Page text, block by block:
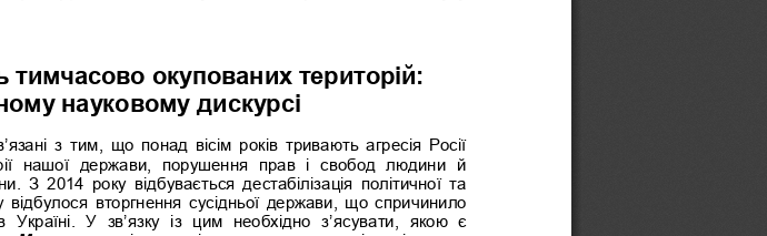
тимчасово окупованих територій:
науковому дискурсі
з  тим,  що  понад  вісім  років  тривають  агресія  Росії
нашої  держави,  порушення  прав  і  свобод  людини  й
З  2014  року  відбувається  дестабілізація  політичної  та
відбулося вторгнення сусідньої держави, що спричинило
У  зв‟язку  із  цим  необхідно  з‟ясувати,  якою  є